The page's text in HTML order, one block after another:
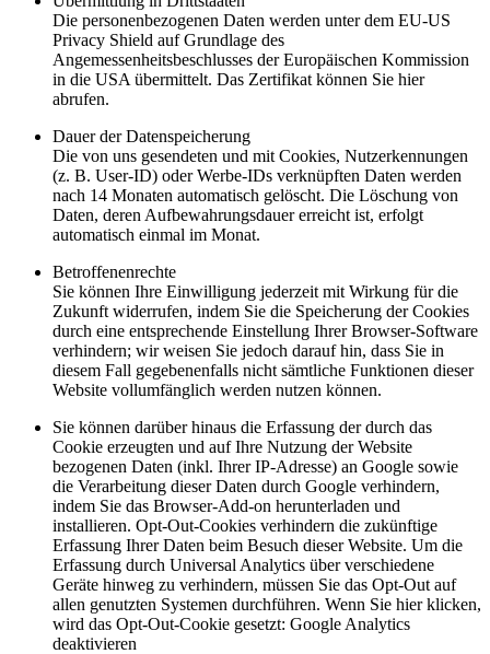
Die personenbezogenen Daten werden unter dem EU-US
Privacy Shield auf Grundlage des
Angemessenheitsbeschlusses der Europäischen Kommission
in die USA übermittelt. Das Zertifikat können Sie hier
abrufen.
Dauer der Datenspeicherung
Die von uns gesendeten und mit Cookies, Nutzerkennungen
(z. B. User-ID) oder Werbe-IDs verknüpften Daten werden
nach 14 Monaten automatisch gelöscht. Die Löschung von
Daten, deren Aufbewahrungsdauer erreicht ist, erfolgt
automatisch einmal im Monat.
Betroffenenrechte
Sie können Ihre Einwilligung jederzeit mit Wirkung für die
Zukunft widerrufen, indem Sie die Speicherung der Cookies
durch eine entsprechende Einstellung Ihrer Browser-Software
verhindern; wir weisen Sie jedoch darauf hin, dass Sie in
diesem Fall gegebenenfalls nicht sämtliche Funktionen dieser
Website vollumfänglich werden nutzen können.
Sie können darüber hinaus die Erfassung der durch das
Cookie erzeugten und auf Ihre Nutzung der Website
bezogenen Daten (inkl. Ihrer IP-Adresse) an Google sowie
die Verarbeitung dieser Daten durch Google verhindern,
indem Sie das Browser-Add-on herunterladen und
installieren. Opt-Out-Cookies verhindern die zukünftige
Erfassung Ihrer Daten beim Besuch dieser Website. Um die
Erfassung durch Universal Analytics über verschiedene
Geräte hinweg zu verhindern, müssen Sie das Opt-Out auf
allen genutzten Systemen durchführen. Wenn Sie hier klicken,
wird das Opt-Out-Cookie gesetzt: Google Analytics
deaktivieren